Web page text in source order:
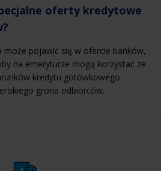
oferty kredytowe
może pojawić się w ofercie banków,
na emeryturze mogą korzystać ze
kredytu gotówkowego
grona odbiorców.